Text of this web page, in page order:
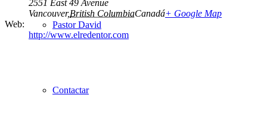
Pastor David
Contactar
2551 East 49 Avenue
Vancouver,British ColumbiaCanadá+ Google Map
Web:
http://www.elredentor.com